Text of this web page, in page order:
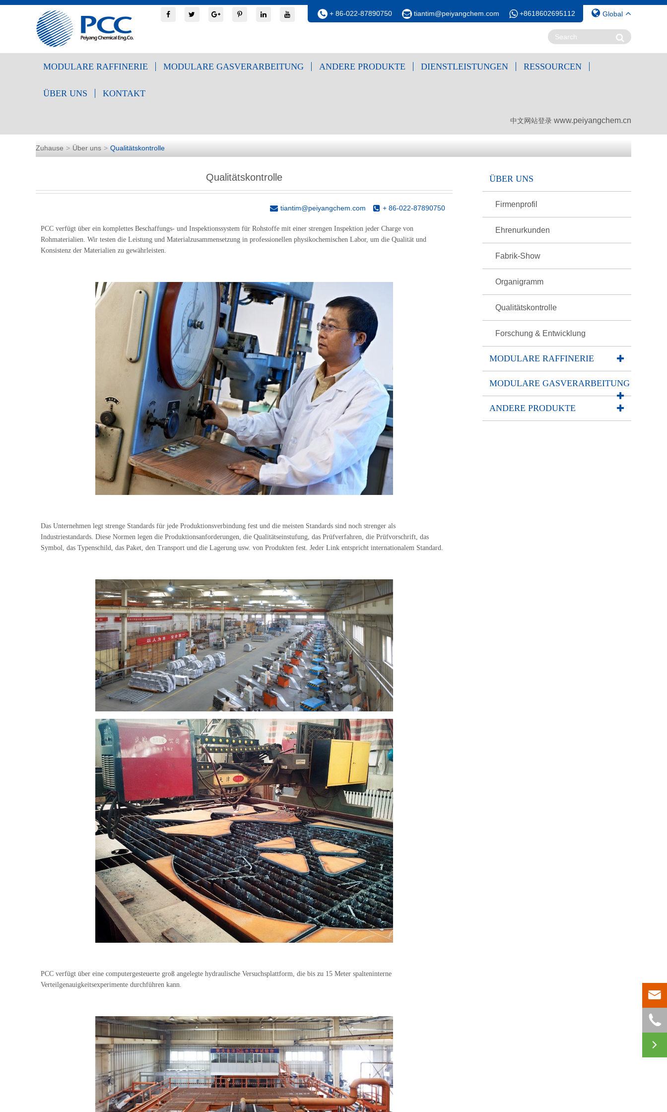
Global
+ 86-022-87890750 tiantim@peiyangchem.com +8618602695112
MODULARE RAFFINERIE MODULARE GASVERARBEITUNG ANDERE PRODUKTE DIENSTLEISTUNGEN RESSOURCEN
ÜBER UNS KONTAKT
中文网站登录 www.peiyangchem.cn
Zuhause Über uns Qualitätskontrolle
ÜBER UNS
Firmenprofil
Ehrenurkunden
Fabrik-Show
Organigramm
Qualitätskontrolle
Forschung & Entwicklung
MODULARE RAFFINERIE
MODULARE GASVERARBEITUNG
ANDERE PRODUKTE
Qualitätskontrolle
+ 86-022-87890750
tiantim@peiyangchem.com
PCC verfügt über ein komplettes Beschaffungs- und Inspektionssystem für Rohstoffe mit einer strengen Inspektion jeder Charge von
Rohmaterialien. Wir testen die Leistung und Materialzusammensetzung in professionellen physikochemischen Labor, um die Qualität und
Konsistenz der Materialien zu gewährleisten.
Das Unternehmen legt strenge Standards für jede Produktionsverbindung fest und die meisten Standards sind noch strenger als
Industriestandards. Diese Normen legen die Produktionsanforderungen, die Qualitätseinstufung, das Prüfverfahren, die Prüfvorschrift, das
Symbol, das Typenschild, das Paket, den Transport und die Lagerung usw. von Produkten fest. Jeder Link entspricht internationalem Standard.
PCC verfügt über eine computergesteuerte groß angelegte hydraulische Versuchsplattform, die bis zu 15 Meter spalteninterne
Verteilgenauigkeitsexperimente durchführen kann.


